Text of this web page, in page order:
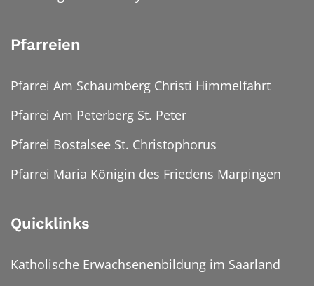
Pfarreien
Pfarrei Am Schaumberg Christi Himmelfahrt
Pfarrei Am Peterberg St. Peter
Pfarrei Bostalsee St. Christophorus
Pfarrei Maria Königin des Friedens Marpingen
Quicklinks
Katholische Erwachsenenbildung im Saarland